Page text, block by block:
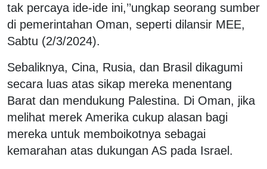
tak percaya ide-ide ini,’’ungkap seorang sumber
di pemerintahan Oman, seperti dilansir MEE,
Sabtu (2/3/2024).
Sebaliknya, Cina, Rusia, dan Brasil dikagumi
secara luas atas sikap mereka menentang
Barat dan mendukung Palestina. Di Oman, jika
melihat merek Amerika cukup alasan bagi
mereka untuk memboikotnya sebagai
kemarahan atas dukungan AS pada Israel.